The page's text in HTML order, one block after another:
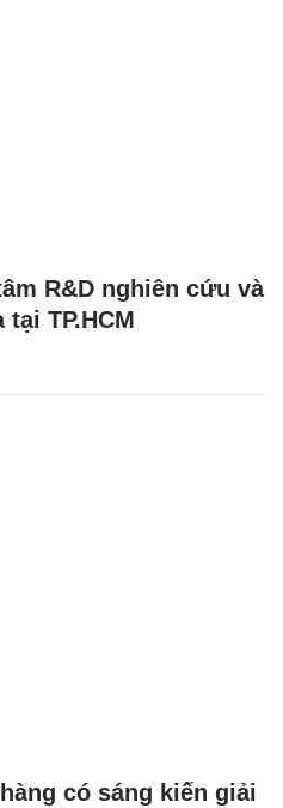
R&D nghiên cứu và
TP.HCM
có sáng kiến giải